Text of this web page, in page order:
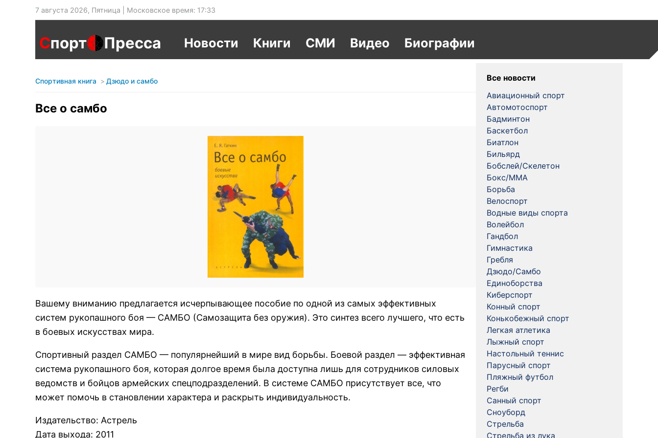
7 августа 2026, Пятница | Московское время: 17:33
Спорт Пресса Новости Книги СМИ Видео Биографии
Спортивная книга Дзюдо и самбо
Все о самбо
Вашему вниманию предлагается исчерпывающее пособие по одной из самых эффективных
систем рукопашного боя — САМБО (Самозащита без оружия). Это синтез всего лучшего, что есть
в боевых искусствах мира.
Спортивный раздел САМБО — популярнейший в мире вид борьбы. Боевой раздел — эффективная
система рукопашного боя, которая долгое время была доступна лишь для сотрудников силовых
ведомств и бойцов армейских спецподразделений. В системе САМБО присутствует все, что
может помочь в становлении характера и раскрыть индивидуальность.
Издательство: Астрель
Дата выхода: 2011
Все новости
Авиационный спорт
Автомотоспорт
Бадминтон
Баскетбол
Биатлон
Бильярд
Бобслей/Скелетон
Бокс/MMA
Борьба
Велоспорт
Водные виды спорта
Волейбол
Гандбол
Гимнастика
Гребля
Дзюдо/Самбо
Единоборства
Киберспорт
Конный спорт
Конькобежный спорт
Легкая атлетика
Лыжный спорт
Настольный теннис
Парусный спорт
Пляжный футбол
Регби
Санный спорт
Сноуборд
Стрельба
Стрельба из лука